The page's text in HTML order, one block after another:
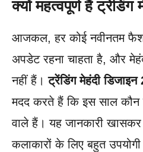
क्यों महत्वपूर्ण हैं ट्रेंडिंग
आजकल, हर कोई नवीनतम
अपडेट रहना चाहता है, और
नहीं हैं।ट्रेंडिंग मेहंदी
मदद करते हैं कि इस साल कौन
वाले हैं। यह जानकारी खासकर
कलाकारों के लिए बहुत